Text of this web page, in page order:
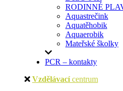
RODINNÉ
Aquastrečink
Aquatěhobik
Aquaerobik
Mateřské školky
PCR – kontakty
Vzdělávací centrum